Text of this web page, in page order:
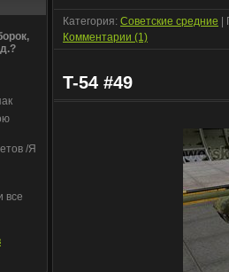
/Я
все
Категория: Советские средние
Комментарии (1)
T-54 #49